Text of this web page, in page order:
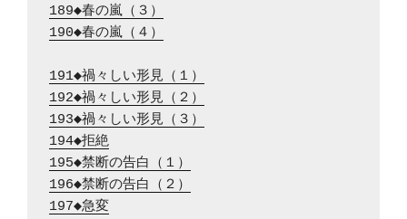
189◆春の嵐（３）
190◆春の嵐（４）
191◆禍々しい形見（１）
192◆禍々しい形見（２）
193◆禍々しい形見（３）
194◆拒絶
195◆禁断の告白（１）
196◆禁断の告白（２）
197◆急変